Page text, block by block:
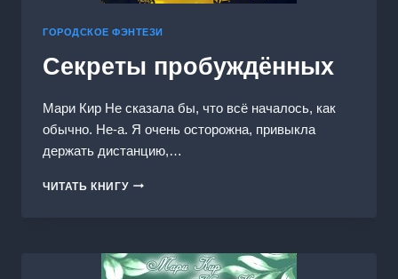
ГОРОДСКОЕ ФЭНТЕЗИ
Секреты пробуждённых
Мари Кир Не сказала бы, что всё началось, как
обычно. Не-а. Я очень осторожна, привыкла
держать дистанцию,…
ЧИТАТЬ КНИГУСЕКРЕТЫ